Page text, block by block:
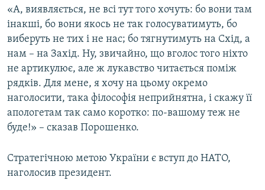
«А, виявляється, не всі тут того хочуть: бо вони там
інакші, бо вони якось не так голосуватимуть, бо
виберуть не тих і не нас; бо тягнутимуть на Схід, а
нам – на Захід. Ну, звичайно, що вголос того ніхто
не артикулює, але ж лукавство читається поміж
рядків. Для мене, я хочу на цьому окремо
наголосити, така філософія неприйнятна, і скажу її
апологетам так само коротко: по-вашому теж не
буде!» – сказав Порошенко.
Стратегічною метою України є вступ до НАТО,
наголосив президент.